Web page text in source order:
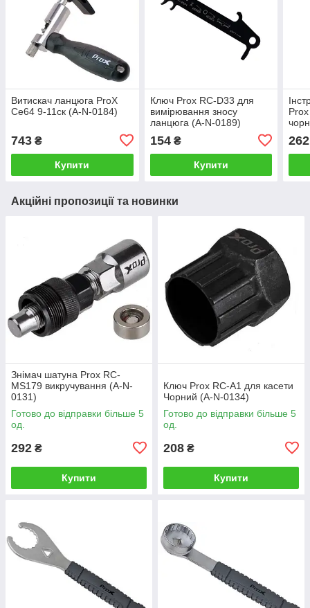
Витискач ланцюга ProX
Ce64 9-11ск (A-N-0184)
743 ₴
Купити
Ключ Prox RC-D33 для
вимірювання зносу
ланцюга (A-N-0189)
154₴
Купити
262
Акційні пропозиції та новинки
Знімач шатуна Prox RC-
MS179 викручування (A-N-
0131)
Готово до відправки більше 5
од.
292 ₴
Купити
Ключ Prox RC-A1 для касети
Чорний (A-N-0134)
Готово до відправки більше 5
од.
208 ₴
Купити